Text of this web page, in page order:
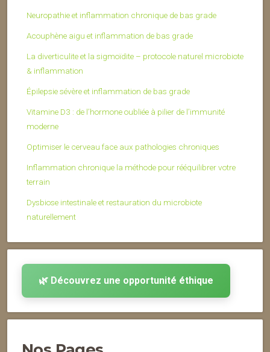
Neuropathie et inflammation chronique de bas grade
Acouphène aigu et inflammation de bas grade
La diverticulite et la sigmoïdite – protocole naturel microbiote
& inflammation
Épilepsie sévère et inflammation de bas grade
Vitamine D3 : de l’hormone oubliée à pilier de l’immunité
moderne
Optimiser le cerveau face aux pathologies chroniques
Inflammation chronique la méthode pour rééquilibrer votre
terrain
Dysbiose intestinale et restauration du microbiote
naturellement
🌿 Découvrez une opportunité éthique